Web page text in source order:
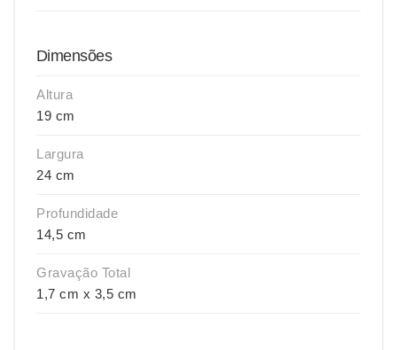
Dimensões
Altura
19 cm
Largura
24 cm
Profundidade
14,5 cm
Gravação Total
1,7 cm x 3,5 cm